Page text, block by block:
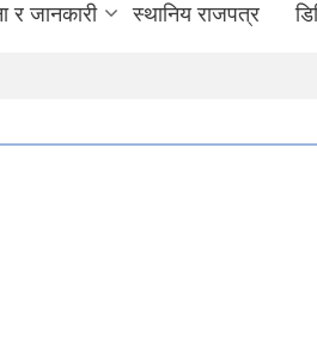
र जानकारी स्थानिय राजपत्र